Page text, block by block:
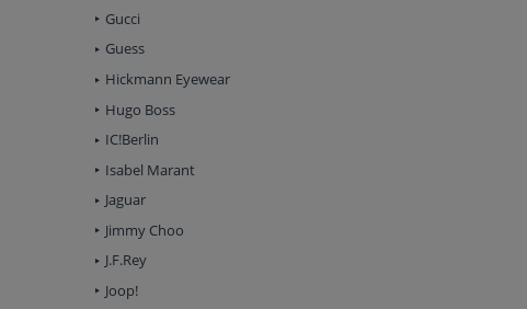
Gucci
Guess
Hickmann Eyewear
Hugo Boss
IC!Berlin
Isabel Marant
Jaguar
Jimmy Choo
J.F.Rey
Joop!